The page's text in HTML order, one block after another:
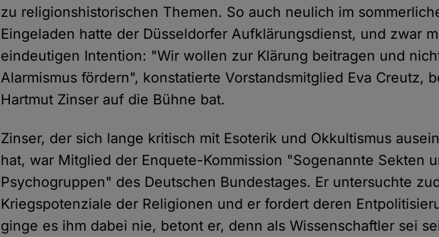
zu religionshistorischen Themen. So auch neulich im
Eingeladen hatte der Düsseldorfer Aufklärungsdienst, und zwar
eindeutigen Intention: "Wir wollen zur Klärung beitragen und
Alarmismus fördern", konstatierte Vorstandsmitglied Eva Creutz,
Hartmut Zinser auf die Bühne bat.
Zinser, der sich lange kritisch mit Esoterik und Okkultismus
hat, war Mitglied der Enquete-Kommission "Sogenannte Sekten
Psychogruppen" des Deutschen Bundestages. Er untersuchte
Kriegspotenziale der Religionen und er fordert deren
ginge es ihm dabei nie, betont er, denn als Wissenschaftler sei